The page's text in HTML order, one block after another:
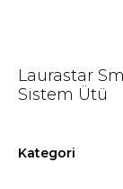
Laurastar
Sistem Ütü
Kategori